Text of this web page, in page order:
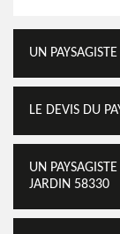
UN
LE DEVIS DU
UN
JARDIN 58330